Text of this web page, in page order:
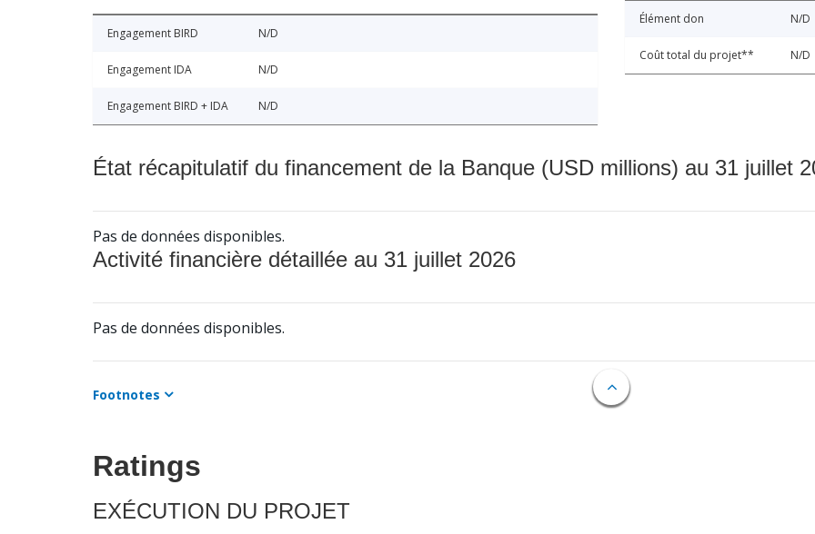
Engagement BIRD N/D
Engagement IDA N/D
Engagement BIRD + IDA N/D
Élément don N/D
Coût total du projet** N/D
État récapitulatif du financement de la Banque (USD millions) au 31 juillet
Pas de données disponibles.
Activité financière détaillée au 31 juillet 2026
Pas de données disponibles.
Footnotes
Ratings
EXÉCUTION DU PROJET